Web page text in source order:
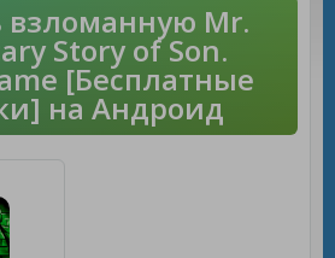
взломанную Mr.
Story of Son.
[Бесплатные
на Андроид